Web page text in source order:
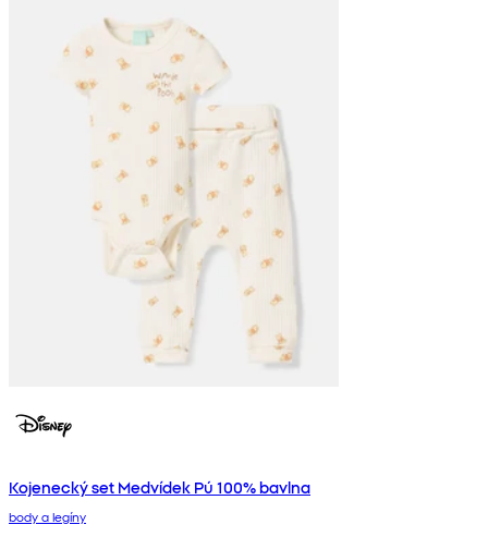
Kojenecký set Medvídek Pú 100% bavlna
body a legíny